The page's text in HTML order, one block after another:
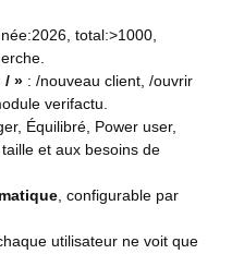
total:>1000,
/ » : /nouveau client, /ouvrir
verifactu.
Équilibré, Power user,
et aux besoins de
, configurable par
utilisateur ne voit que